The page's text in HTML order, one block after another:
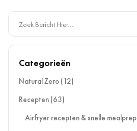
Search
Categorieën
Natural Zero (12)
Recepten (63)
Airfryer recepten & snelle mealprep